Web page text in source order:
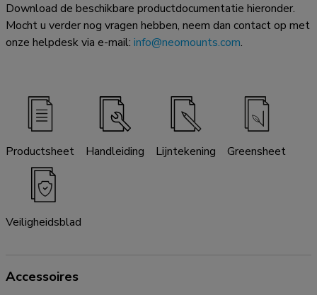
Download de beschikbare productdocumentatie hieronder.
Mocht u verder nog vragen hebben, neem dan contact op met
onze helpdesk via e-mail: info@neomounts.com.
Productsheet Handleiding Lijntekening Greensheet
Veiligheidsblad
Accessoires